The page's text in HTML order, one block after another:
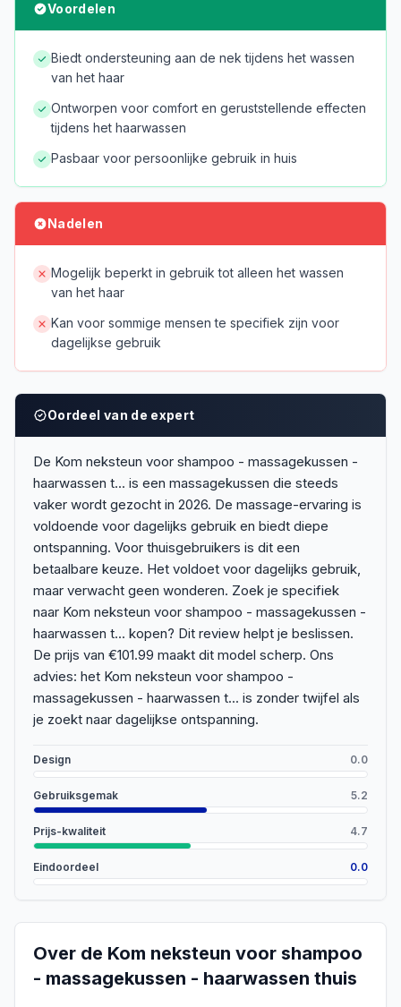
Voordelen
Biedt ondersteuning aan de nek tijdens het wassen
van het haar
Ontworpen voor comfort en geruststellende effecten
tijdens het haarwassen
Pasbaar voor persoonlijke gebruik in huis
Nadelen
Mogelijk beperkt in gebruik tot alleen het wassen
van het haar
Kan voor sommige mensen te specifiek zijn voor
dagelijkse gebruik
Oordeel van de expert
De Kom neksteun voor shampoo - massagekussen -
haarwassen t... is een massagekussen die steeds
vaker wordt gezocht in 2026. De massage-ervaring is
voldoende voor dagelijks gebruik en biedt diepe
ontspanning. Voor thuisgebruikers is dit een
betaalbare keuze. Het voldoet voor dagelijks gebruik,
maar verwacht geen wonderen. Zoek je specifiek
naar Kom neksteun voor shampoo - massagekussen -
haarwassen t... kopen? Dit review helpt je beslissen.
De prijs van €101.99 maakt dit model scherp. Ons
advies: het Kom neksteun voor shampoo -
massagekussen - haarwassen t... is zonder twijfel als
je zoekt naar dagelijkse ontspanning.
Design 0.0
Gebruiksgemak 5.2
Prijs-kwaliteit 4.7
Eindoordeel 0.0
Over de Kom neksteun voor shampoo
- massagekussen - haarwassen thuis